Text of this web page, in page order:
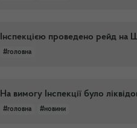
Інспекцією проведено рейд на
#головна
На вимогу Інспекції було
#головна #новини